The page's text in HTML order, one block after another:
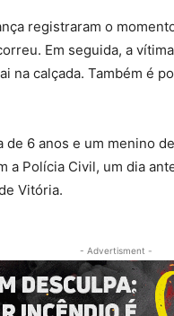
registraram o
Em seguida, a
na calçada. Também é
de 6 anos e um menino
a Polícia Civil, um dia
Vitória.
- Advertisment -